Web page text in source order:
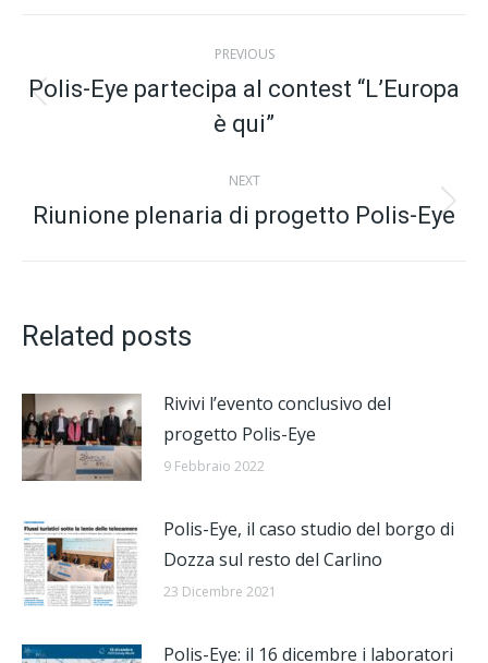
navigation
PREVIOUS
post:
Polis-Eye partecipa al contest “L’Europa
è qui”
NEXT
Next
Riunione plenaria di progetto Polis-Eye
Related posts
Rivivi l’evento conclusivo del
progetto Polis-Eye
9 Febbraio 2022
Polis-Eye, il caso studio del borgo di
Dozza sul resto del Carlino
23 Dicembre 2021
Polis-Eye: il 16 dicembre i laboratori